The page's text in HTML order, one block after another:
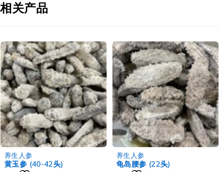
相关产品
-6%
养生人参
黄玉参 (40-42头)
-3%
养生人参
龟岛腰参 (22头)